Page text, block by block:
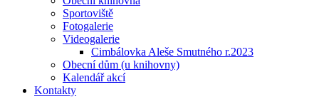
Sportoviště
Fotogalerie
Videogalerie
Cimbálovka Aleše Smutného r.2023
Obecní dům (u knihovny)
Kalendář akcí
Kontakty